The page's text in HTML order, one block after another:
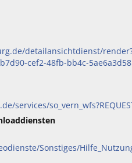
detailansichtdienst/
cef2-48fb-bb4c-
Sonstiges/